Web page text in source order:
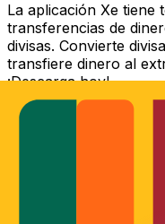
La aplicación Xe tiene
transferencias de
divisas. Convierte
transfiere dinero al
¡Descarga hoy!